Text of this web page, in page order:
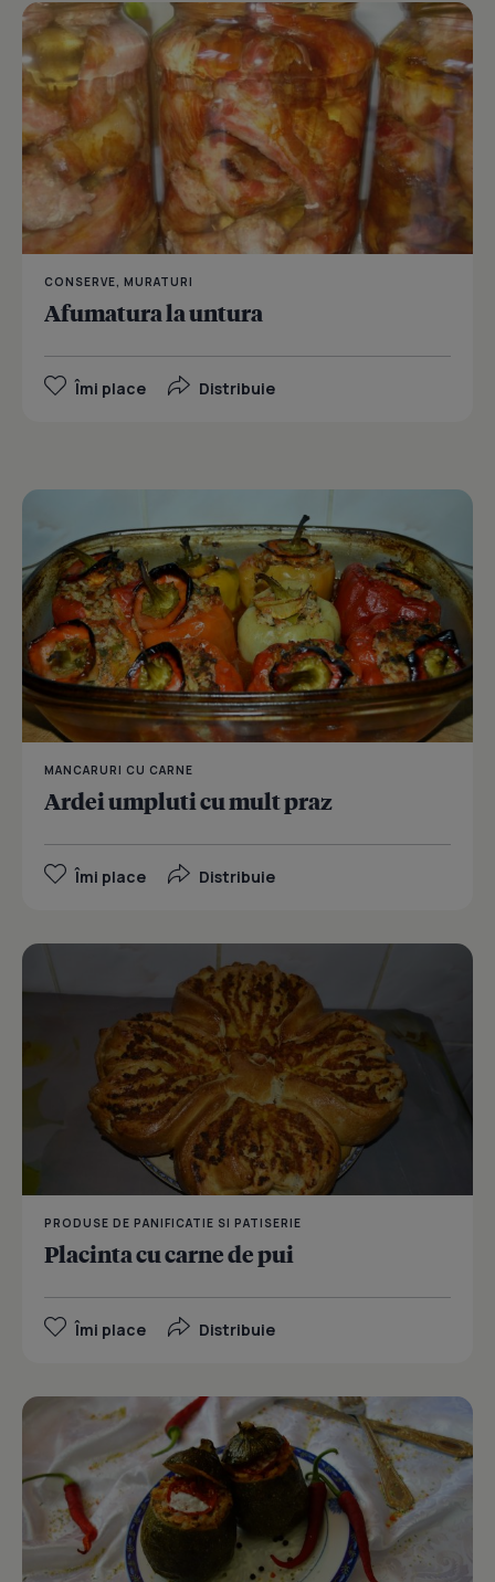
CONSERVE, MURATURI
Afumatura la untura
Îmi place Distribuie
MANCARURI CU CARNE
Ardei umpluti cu mult praz
Îmi place Distribuie
PRODUSE DE PANIFICATIE SI PATISERIE
Placinta cu carne de pui
Îmi place Distribuie